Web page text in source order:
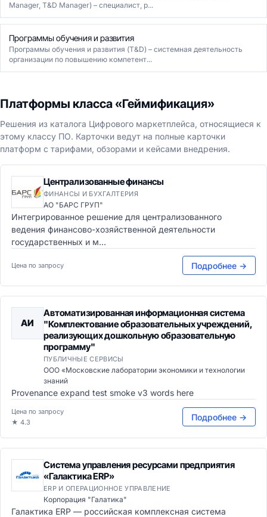
Manager, T&D Manager) – специалист, р...
Программы обучения и развития
Программы обучения и развития (T&D) – системная деятельность
организации по повышению компетент...
Платформы класса «Геймификация»
Решения из каталога Цифрового маркетплейса, относящиеся к
этому классу ПО. Карточки ведут на полные карточки
платформ с тарифами, обзорами и кейсами внедрения.
Централизованные финансы
ФИНАНСЫ И БУХГАЛТЕРИЯ
АО "БАРС ГРУП"
Интегрированное решение для централизованного
ведения финансово-хозяйственной деятельности
государственных и м...
Цена по запросу Подробнее →
АИ
Автоматизированная информационная система
"Комплектование образовательных учреждений,
реализующих дошкольную образовательную
программу"
ПУБЛИЧНЫЕ СЕРВИСЫ
ООО «Московские лаборатории экономики и технологии
знаний
Provenance expand test smoke v3 words here
Цена по запросу
★ 4.3
Подробнее →
Система управления ресурсами предприятия
«Галактика ERP»
ERP И ОПЕРАЦИОННОЕ УПРАВЛЕНИЕ
Корпорация "Галатика"
Галактика ERP — российская комплексная система